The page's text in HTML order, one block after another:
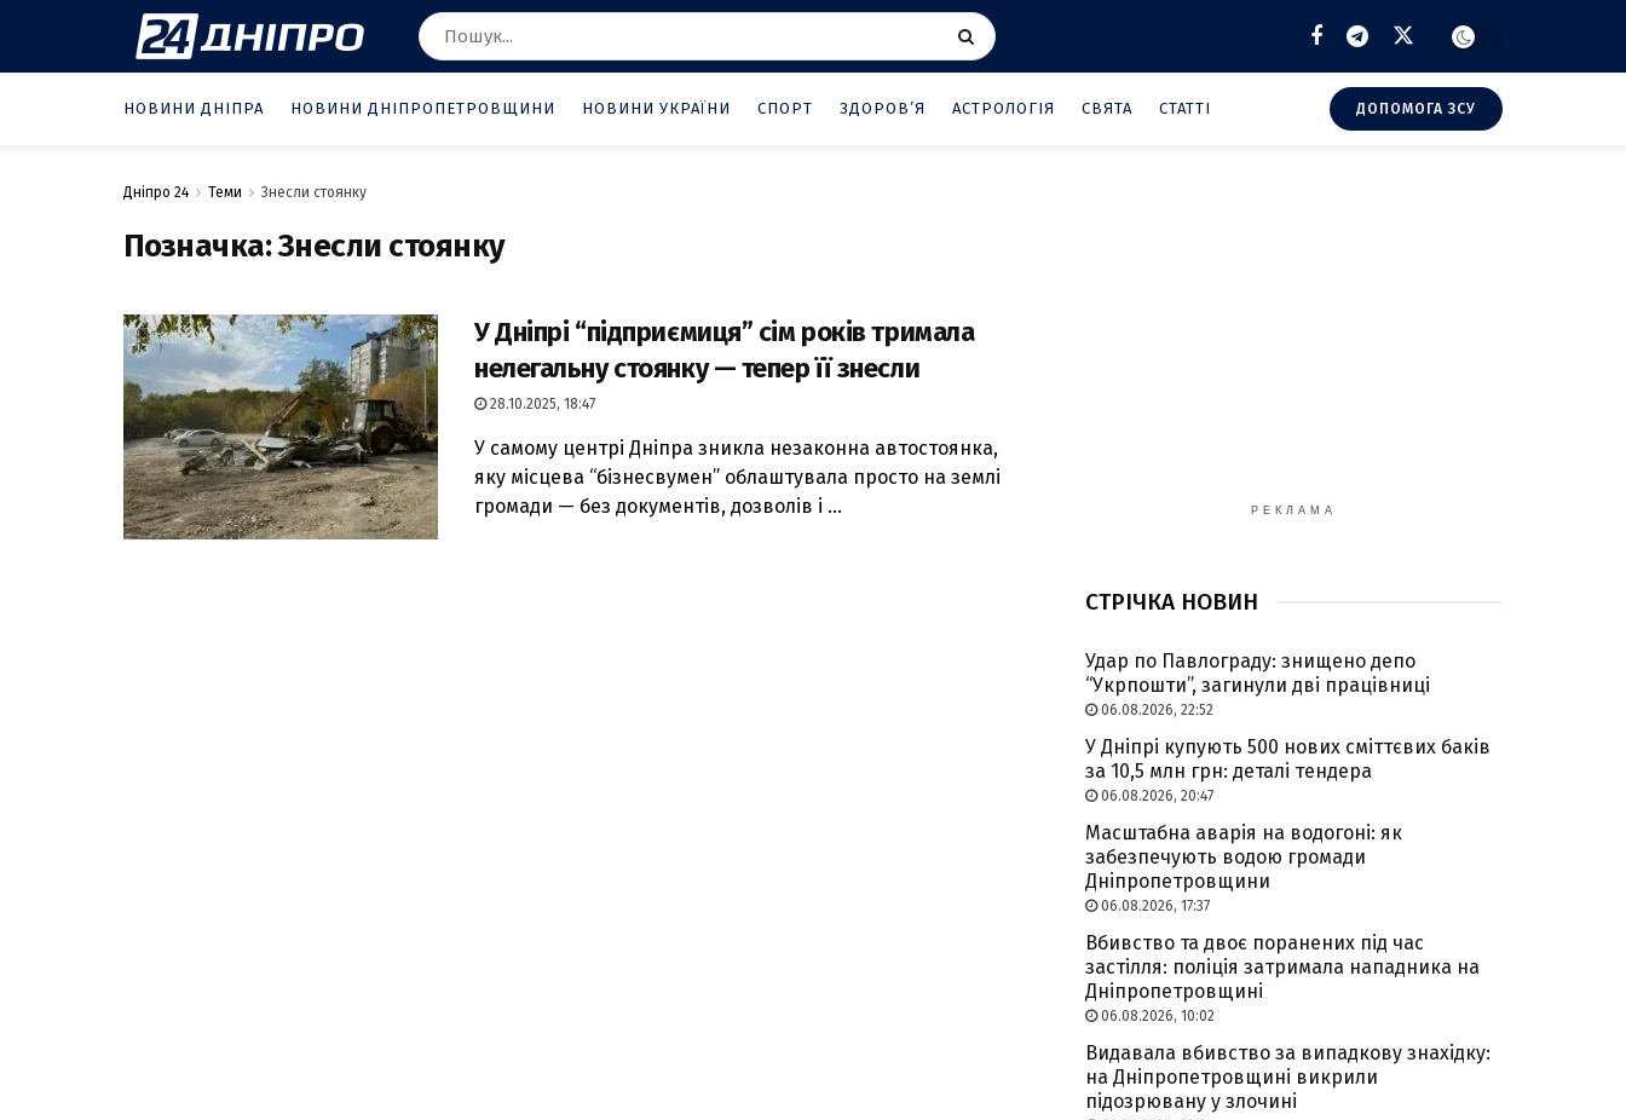
НОВИНИ ДНІПРА НОВИНИ ДНІПРОПЕТРОВЩИНИ НОВИНИ УКРАЇНИ СПОРТ ЗДОРОВ’Я АСТРОЛОГІЯ СВЯТА СТАТТІ ДОПОМОГА ЗСУ
Дніпро 24 Теми Знесли стоянку
Позначка:Знесли стоянку
У Дніпрі “підприємиця” сім років тримала
нелегальну стоянку — тепер її знесли
28.10.2025, 18:47
У самому центрі Дніпра зникла незаконна автостоянка,
яку місцева “бізнесвумен” облаштувала просто на землі
громади — без документів, дозволів і ...
РЕКЛАМА
СТРІЧКА НОВИН
Удар по Павлограду: знищено депо
“Укрпошти”, загинули дві працівниці
06.08.2026, 22:52
У Дніпрі купують 500 нових сміттєвих баків
за 10,5 млн грн: деталі тендера
06.08.2026, 20:47
Масштабна аварія на водогоні: як
забезпечують водою громади
Дніпропетровщини
06.08.2026, 17:37
Вбивство та двоє поранених під час
застілля: поліція затримала нападника на
Дніпропетровщині
06.08.2026, 10:02
Видавала вбивство за випадкову знахідку:
на Дніпропетровщині викрили
підозрювану у злочині